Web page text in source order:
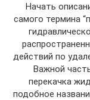
Начать
самого термина
действий по
Важной
перекачка
подобное